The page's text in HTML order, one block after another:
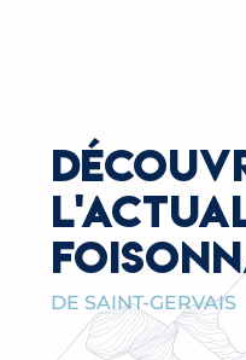
DE SAINT-GERVAIS